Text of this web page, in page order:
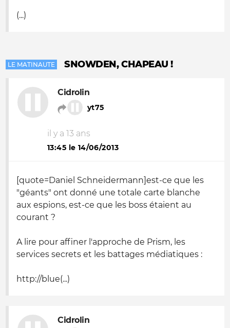
(...)
LE MATINAUTE SNOWDEN, CHAPEAU !
Cidrolin
yt75
il y a 13 ans
13:45 le 14/06/2013
[quote=Daniel Schneidermann]est-ce que les
"géants" ont donné une totale carte blanche
aux espions, est-ce que les boss étaient au
courant ?
A lire pour affiner l'approche de Prism, les
services secrets et les battages médiatiques :
http://blue(...)
Cidrolin